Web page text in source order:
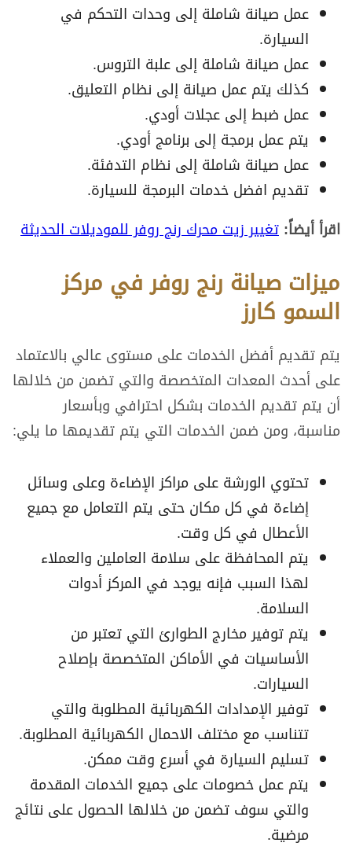
عمل صيانة شاملة إلى وحدات التحكم في
السيارة.
عمل صيانة شاملة إلى علبة التروس.
كذلك يتم عمل صيانة إلى نظام التعليق.
عمل ضبط إلى عجلات أودي.
يتم عمل برمجة إلى برنامج أودي.
عمل صيانة شاملة إلى نظام التدفئة.
تقديم افضل خدمات البرمجة للسيارة.
اقرأ أيضاً: تغيير زيت محرك رنج روفر للموديلات الحديثة
ميزات صيانة رنج روفر في مركز
السمو كارز
يتم تقديم أفضل الخدمات على مستوى عالي بالاعتماد
على أحدث المعدات المتخصصة والتي تضمن من خلالها
أن يتم تقديم الخدمات بشكل احترافي وبأسعار
مناسبة، ومن ضمن الخدمات التي يتم تقديمها ما يلي:
تحتوي الورشة على مراكز الإضاءة وعلى وسائل
إضاءة في كل مكان حتى يتم التعامل مع جميع
الأعطال في كل وقت.
يتم المحافظة على سلامة العاملين والعملاء
لهذا السبب فإنه يوجد في المركز أدوات
السلامة.
يتم توفير مخارج الطوارئ التي تعتبر من
الأساسيات في الأماكن المتخصصة بإصلاح
السيارات.
توفير الإمدادات الكهربائية المطلوبة والتي
تتناسب مع مختلف الاحمال الكهربائية المطلوبة.
تسليم السيارة في أسرع وقت ممكن.
يتم عمل خصومات على جميع الخدمات المقدمة
والتي سوف تضمن من خلالها الحصول على نتائج
مرضية.